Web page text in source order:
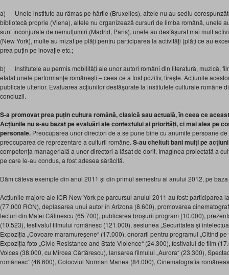
a) Unele institute au rămas pe hârtie (Bruxelles), altele nu au sediu
bibliotecă proprie (Viena), altele nu organizează cursuri de limba română, unele
sunt înconjurate de nemulțumiri (Madrid, Paris), unele au desfășurat mai mult
(New York), multe au mizat pe plăți pentru participarea la activități (plăți ce au
prea puțin pe inovație etc.;
b) Institutele au permis mobilități ale unor autori români din literatură, muzică,
etalat unele performanțe românești – ceea ce a fost pozitiv, firește. Acțiunile
publicate ulterior. Evaluarea acțiunilor desfășurate la institutele culturale române
concluzii.
S-a promovat prea puțin cultura română, clasică sau actuală, în ceea ce
Acțiunile nu s-au bazat pe evaluări ale contextului și priorități, ci mai ales pe
personale. Preocuparea unor directori de a se pune bine cu anumite persoane
preocuparea de reprezentare a culturii române. S-au cheltuit bani mulți pe
competența managerială a unor directori a lăsat de dorit. Imaginea proiectată a
pe care le-au condus, a fost adesea sărăcită.
Dăm câteva exemple din anul 2011 și din primul semestru al anului 2012, pe
Acțiunile majore ale ICR New York pe parcursul anului 2011 au fost: participarea
(77.000 RON), deplasarea unui autor în Arizona (8.600), promovarea
lecturi din Matei Călinescu (65.700), publicarea broșurii program (10.000),
(10.523), festivalul filmului românesc (121.000), sesiunea „Securitatea și
Expoziția „Covoare maramureșene“ (17.000), onorarii pentru programul „Citind
Expoziția foto „Civic Resistance and State Violence“ (24.300), festivalul de film
Voices (38.000, cu Mircea Cărtărescu), lansarea filmului „Aurora“ (23.300),
românesc“ (46.600), Colocviul Norman Manea (84.000), Cinematografia